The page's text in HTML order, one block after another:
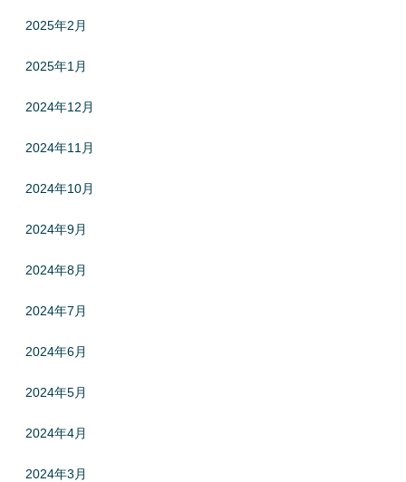
2025年2月
2025年1月
2024年12月
2024年11月
2024年10月
2024年9月
2024年8月
2024年7月
2024年6月
2024年5月
2024年4月
2024年3月